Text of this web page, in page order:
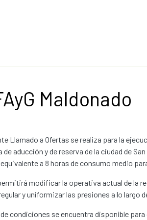
Maldonado
Llamado a Ofertas se realiza para la
de aducción y de reserva de la ciudad de
a 8 horas de consumo medio
modificar la operativa actual de la
y uniformizar las presiones a lo largo
condiciones se encuentra disponible para